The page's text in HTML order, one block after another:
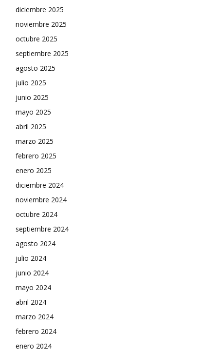
diciembre 2025
noviembre 2025
octubre 2025
septiembre 2025
agosto 2025
julio 2025
junio 2025
mayo 2025
abril 2025
marzo 2025
febrero 2025
enero 2025
diciembre 2024
noviembre 2024
octubre 2024
septiembre 2024
agosto 2024
julio 2024
junio 2024
mayo 2024
abril 2024
marzo 2024
febrero 2024
enero 2024